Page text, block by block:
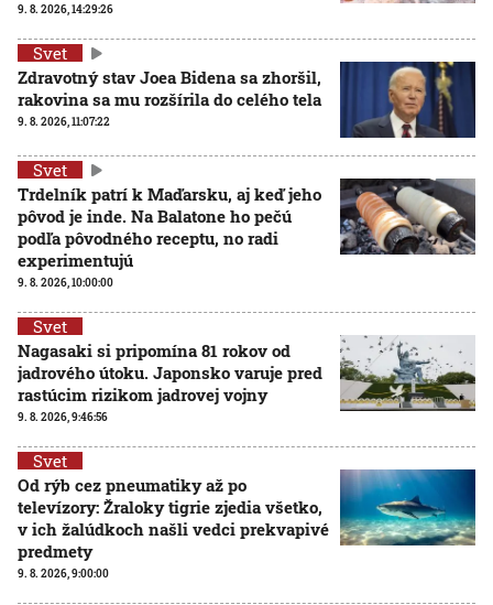
9. 8. 2026, 14:29:26
Svet
Zdravotný stav Joea Bidena sa zhoršil,
rakovina sa mu rozšírila do celého tela
9. 8. 2026, 11:07:22
Svet
Trdelník patrí k Maďarsku, aj keď jeho
pôvod je inde. Na Balatone ho pečú
podľa pôvodného receptu, no radi
experimentujú
9. 8. 2026, 10:00:00
Svet
Nagasaki si pripomína 81 rokov od
jadrového útoku. Japonsko varuje pred
rastúcim rizikom jadrovej vojny
9. 8. 2026, 9:46:56
Svet
Od rýb cez pneumatiky až po
televízory: Žraloky tigrie zjedia všetko,
v ich žalúdkoch našli vedci prekvapivé
predmety
9. 8. 2026, 9:00:00